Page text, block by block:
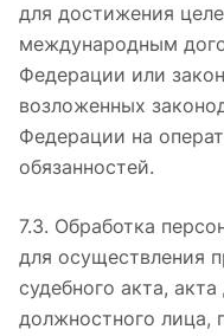
для достижения
международным
Федерации или
возложенных
Федерации на
обязанностей.
7.3. Обработка
для осуществления
судебного акта,
должностного лица,